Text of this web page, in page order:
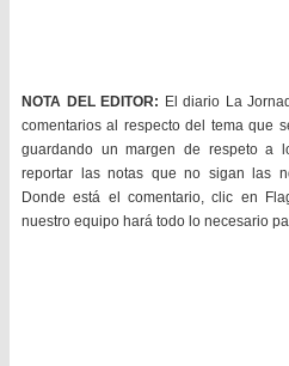
NOTA DEL EDITOR: El diario La
comentarios al respecto del tema que
guardando un margen de respeto a
reportar las notas que no sigan las
Donde está el comentario, clic en
nuestro equipo hará todo lo necesario